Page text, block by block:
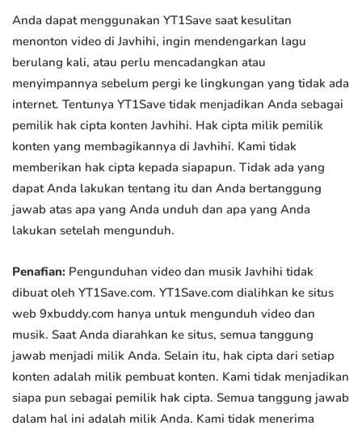
Anda dapat menggunakan YT1Save saat kesulitan
menonton video di Javhihi, ingin mendengarkan lagu
berulang kali, atau perlu mencadangkan atau
menyimpannya sebelum pergi ke lingkungan yang tidak ada
internet. Tentunya YT1Save tidak menjadikan Anda sebagai
pemilik hak cipta konten Javhihi. Hak cipta milik pemilik
konten yang membagikannya di Javhihi. Kami tidak
memberikan hak cipta kepada siapapun. Tidak ada yang
dapat Anda lakukan tentang itu dan Anda bertanggung
jawab atas apa yang Anda unduh dan apa yang Anda
lakukan setelah mengunduh.
Penafian: Pengunduhan video dan musik Javhihi tidak
dibuat oleh YT1Save.com. YT1Save.com dialihkan ke situs
web 9xbuddy.com hanya untuk mengunduh video dan
musik. Saat Anda diarahkan ke situs, semua tanggung
jawab menjadi milik Anda. Selain itu, hak cipta dari setiap
konten adalah milik pembuat konten. Kami tidak menjadikan
siapa pun sebagai pemilik hak cipta. Semua tanggung jawab
dalam hal ini adalah milik Anda. Kami tidak menerima